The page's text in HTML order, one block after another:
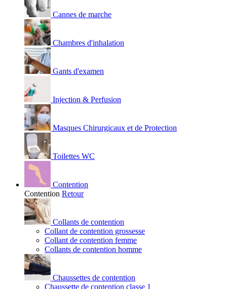
Cannes de marche
Chambres d'inhalation
Gants d'examen
Injection & Perfusion
Masques Chirurgicaux et de Protection
Toilettes WC
Contention
Contention Retour
Collants de contention
Collant de contention grossesse
Collant de contention femme
Collants de contention homme
Chaussettes de contention
Chaussette de contention classe 1